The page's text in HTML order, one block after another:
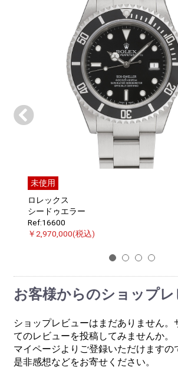
未使用
ロレックス
シードゥエラー
Ref:16600
￥2,970,000(税込)
1 2 3 4
お客様からのショップレ
ショップレビューはまだありません。
てのレビューを投稿してみませんか。
マイページよりご登録いただけますの
是非感想などをお寄せください。